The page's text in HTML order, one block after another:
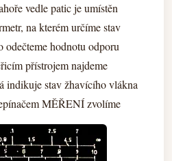
vedle patic je umístěn
na kterém určíme stav
odečteme hodnotu odporu
přístrojem najdeme
indikuje stav žhavícího vlákna
MĚŘENÍ zvolíme